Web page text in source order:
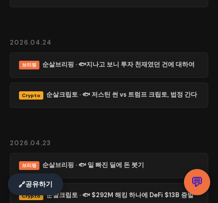
2026.04.24
브리핑 순살브리핑 · 🐟지나고 보니 투자 천재였던 건에 대하여
Crypto 순살크립토 · 🐟 저스틴 썬 vs 트럼프 크립토, 법정 간다
2026.04.23
브리핑 순살브리핑 · 🐟 밑 빠진 딜에 돈 붓기
Crypto 순살크립토 · 🐟 $292M 해킹 하나에 DeFi $13B 증발
💬
🔗공유하기